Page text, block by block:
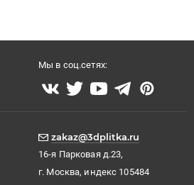
Мы в соц.сетях:
zakaz@3dplitka.ru
16-я Парковая д.23,
г. Москва, индекс 105484